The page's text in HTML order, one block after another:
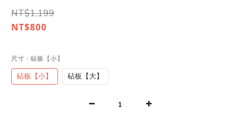
NT$1,199
NT$800
尺寸 : 砧板【小】
砧板【小】 砧板【大】